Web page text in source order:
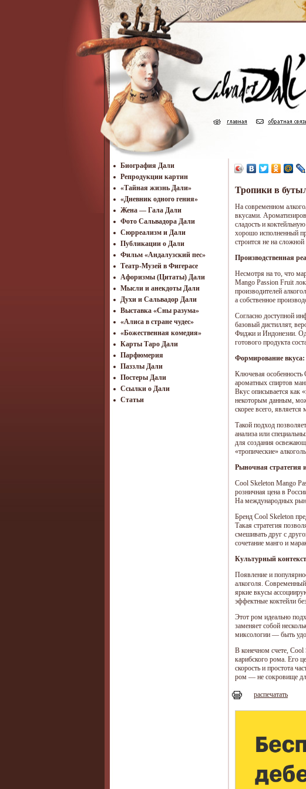
Биография Дали
Репродукции картин
«Тайная жизнь Дали»
«Дневник одного гения»
Жена — Гала Дали
Фото Сальвадора Дали
Cюрреализм и Дали
Публикации о Дали
Фильм «Андалузский пес»
Театр-Музей в Фигерасе
Афоризмы (Цитаты) Дали
Мысли и анекдоты Дали
Духи и Сальвадор Дали
Выставка «Сны разума»
«Алиса в стране чудес»
«Божественная комедия»
Карты Таро Дали
Парфюмерия
Паззлы Дали
Постеры Дали
Ссылки о Дали
Статьи
Тропики в
На современном
вкусами.
сладость и
хорошо исполненный
строится не на
Производственная
Несмотря на то, что
Mango Passion Fruit
производителей
а собственное
Согласно доступной
базовый дистиллят,
Фиджи и Индонезии.
готового продукта
Формирование вкуса:
Ключевая особенность
ароматных спиртов
Вкус описывается как
некоторым данным,
скорее всего,
Такой подход
анализа или
для создания
«тропические»
Рыночная стратегия
Cool Skeleton Mango
розничная цена в
На международных
Бренд Cool Skeleton
Такая стратегия
смешивать друг с
сочетание манго и
Культурный
Появление и
алкоголя.
яркие вкусы
эффектные коктейли
Этот ром идеально
заменяет собой
миксологии — быть
В конечном счете, Cool
карибского рома. Его
скорость и простота
ром — не сокровище
распечатать